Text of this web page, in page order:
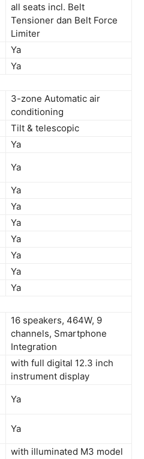
all seats incl. Belt
Tensioner dan Belt Force
Limiter
Ya
Ya
3-zone Automatic air
conditioning
Tilt & telescopic
Ya
Ya
Ya
Ya
Ya
Ya
Ya
Ya
Ya
16 speakers, 464W, 9
channels, Smartphone
Integration
with full digital 12.3 inch
instrument display
Ya
Ya
with illuminated M3 model